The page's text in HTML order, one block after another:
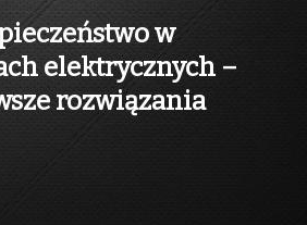
w
elektrycznych –
rozwiązania